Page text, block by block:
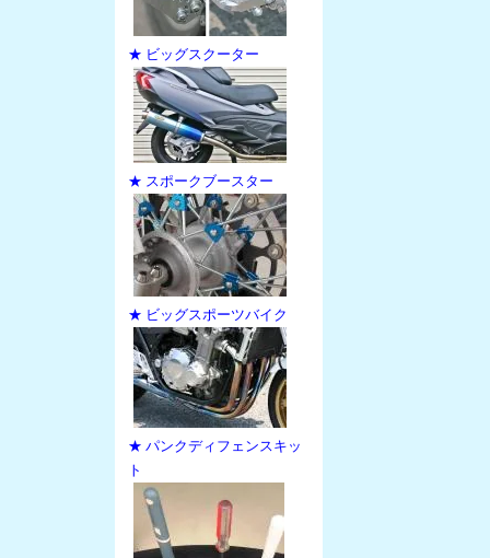
★ ビッグスクーター
★ スポークブースター
★ ビッグスポーツバイク
★ パンクディフェンスキッ
ト